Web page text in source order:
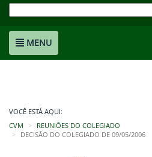
MENU
VOCÊ ESTÁ AQUI:
CVM
REUNIÕES DO COLEGIADO
DECISÃO DO COLEGIADO DE 09/05/2006